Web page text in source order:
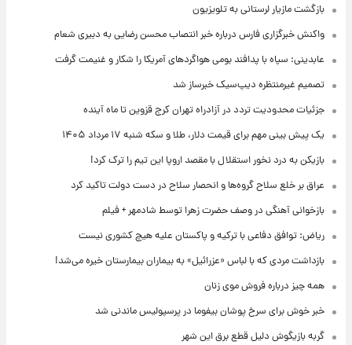
بازگشت مازیار لرستانی به تلویزیون
واکنش خبرگزاری فارس درباره خبر انتصاب محسن رضایی به دبیری شعام
عابدینی: سپاه با پدافند بومی هواگردهای آمریکا را شکار و غنیمت گرفت
تصمیم غیرمنتظره دیپ‌سیک خبرساز شد
جزئیات محدودیت تردد در آزادراه تهران کرج قزوین تا ماه آینده
یک پیش ‌بینی مهم برای قیمت دلار، طلا و سکه شنبه ۱۷ مرداد ۱۴۰۵
بازیکن به درد نخور استقلال با مقصد اروپا این تیم را ترک کرد!
عراق بر خلع سلاح گروه‌ها و انحصار سلاح در دست دولت تاکید کرد
بازخوانی آهنگی در وصف حضرت زهرا توسط شادمهر + فیلم
ریاض: توافق دفاعی با ترکیه و پاکستان علیه هیچ کشوری نیست
بازداشت مردی که با لباس «عزرائیل» به بیماران بیمارستان خیره می‌شد!
همه چیز درباره فروش موی زنان
خبر خوش برای سرخ پوشان بیفوما در پرسپولیس ماندنی شد
گربه بازیگوش دلیل قطع برق این شهر